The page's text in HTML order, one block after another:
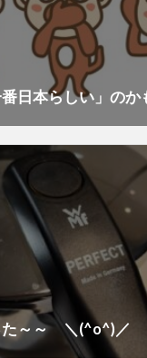
日本らしい」のか
た～～ ＼(^o^)／